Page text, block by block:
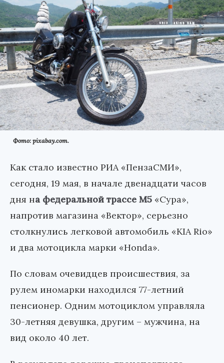
Фото: pixabay.com.
Как стало известно РИА «ПензаСМИ»,
сегодня, 19 мая, в начале двенадцати часов
дня на федеральной трассе М5 «Сура»,
напротив магазина «Вектор», серьезно
столкнулись легковой автомобиль «KIA Rio»
и два мотоцикла марки «Honda».
По словам очевидцев происшествия, за
рулем иномарки находился 77-летний
пенсионер. Одним мотоциклом управляла
30-летняя девушка, другим – мужчина, на
вид около 40 лет.